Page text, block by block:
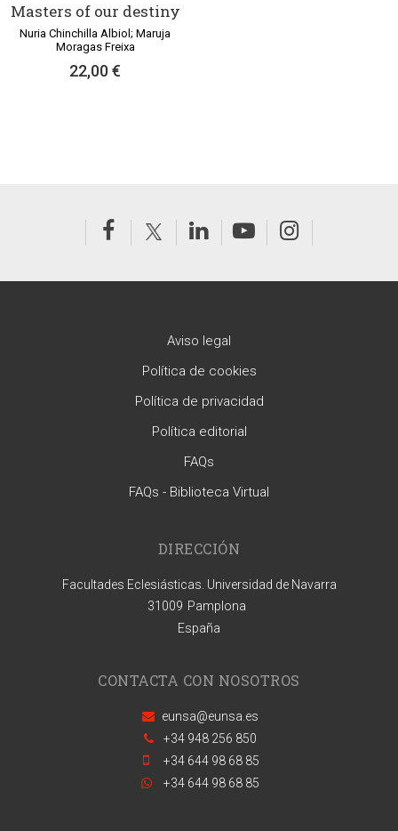
Masters of our destiny
Nuria Chinchilla Albiol; Maruja
Moragas Freixa
22,00 €
Aviso legal
Política de cookies
Política de privacidad
Política editorial
FAQs
FAQs - Biblioteca Virtual
DIRECCIÓN
Facultades Eclesiásticas. Universidad de Navarra
31009 Pamplona
España
CONTACTA CON NOSOTROS
eunsa@eunsa.es
+34 948 256 850
+34 644 98 68 85
+34 644 98 68 85